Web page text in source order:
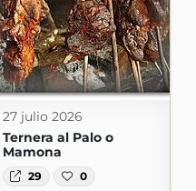
27 julio 2026
Ternera al Palo o
Mamona
29 0